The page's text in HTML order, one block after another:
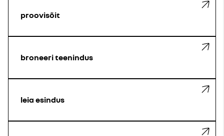
proovisõit
broneeri teenindus
leia esindus